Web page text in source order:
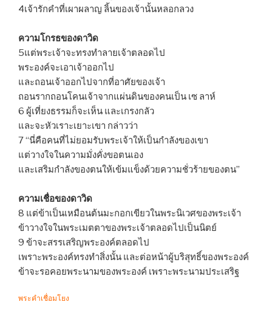
4เจ้ารักคำที่เผาผลาญ ลิ้นของเจ้านั้นหลอกลวง
ความโกรธของดาวิด
5แต่พระเจ้าจะทรงทำลายเจ้าตลอดไป
พระองค์จะเอาเจ้าออกไป
และถอนเจ้าออกไปจากที่อาศัยของเจ้า
ถอนรากถอนโคนเจ้าจากแผ่นดินของคนเป็น เซ ลาห์
6 ผู้เที่ยงธรรมก็จะเห็น และเกรงกลัว
และจะหัวเราะเยาะเขา กล่าวว่า
7 “นี่คือคนที่ไม่ยอมรับพระเจ้าให้เป็นกำลังของเขา
แต่วางใจในความมั่งคั่งขอตนเอง
และเสริมกำลังของตนให้เข้มแข็งด้วยความชั่วร้ายของตน”
ความเชื่อของดาวิด
8 แต่ข้าเป็นเหมือนต้นมะกอกเขียวในพระนิเวศของพระเจ้า
ข้าวางใจในพระเมตตาของพระเจ้าตลอดไปเป็นนิตย์
9 ข้าจะสรรเสริญพระองค์ตลอดไป
เพราะพระองค์ทรงทำสิ่งนั้น และต่อหน้าผู้บริสุทธิ์ของพระองค์
ข้าจะรอคอยพระนามของพระองค์ เพราะพระนามประเสริฐ
พระคำเชื่อมโยง